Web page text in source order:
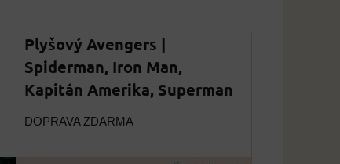
Plyšový Avengers |
Spiderman, Iron Man,
Kapitán Amerika, Superman
DOPRAVA ZDARMA